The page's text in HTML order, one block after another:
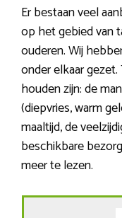
Er bestaan veel
op het gebied van
ouderen. Wij
onder elkaar
houden zijn: de
(diepvries, warm
maaltijd, de
beschikbare
meer te lezen.